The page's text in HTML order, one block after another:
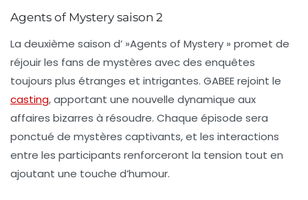
Agents of Mystery saison 2
La deuxième saison d’ »Agents of Mystery » promet de
réjouir les fans de mystères avec des enquêtes
toujours plus étranges et intrigantes. GABEE rejoint le
casting, apportant une nouvelle dynamique aux
affaires bizarres à résoudre. Chaque épisode sera
ponctué de mystères captivants, et les interactions
entre les participants renforceront la tension tout en
ajoutant une touche d’humour.